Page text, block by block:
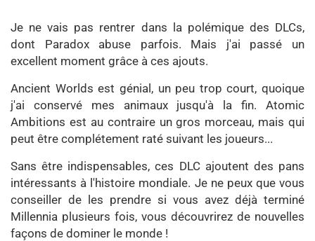
Je ne vais pas rentrer dans la polémique des DLCs,
dont Paradox abuse parfois. Mais j'ai passé un
excellent moment grâce à ces ajouts.
Ancient Worlds est génial, un peu trop court, quoique
j'ai conservé mes animaux jusqu'à la fin. Atomic
Ambitions est au contraire un gros morceau, mais qui
peut être complétement raté suivant les joueurs...
Sans être indispensables, ces DLC ajoutent des pans
intéressants à l'histoire mondiale. Je ne peux que vous
conseiller de les prendre si vous avez déjà terminé
Millennia plusieurs fois, vous découvrirez de nouvelles
façons de dominer le monde !